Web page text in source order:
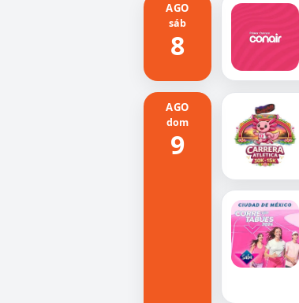
AGO
sáb
8
AGO
dom
9